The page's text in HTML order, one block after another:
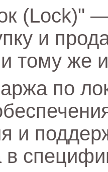
(Lock)"
и
тому же
по
и
в